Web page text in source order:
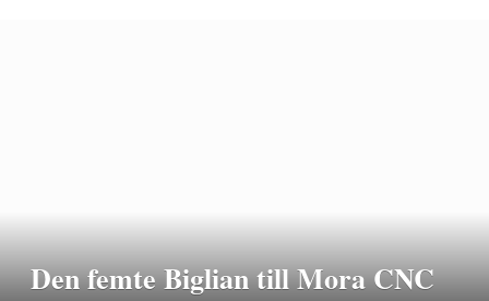
Den femte Biglian till Mora CNC